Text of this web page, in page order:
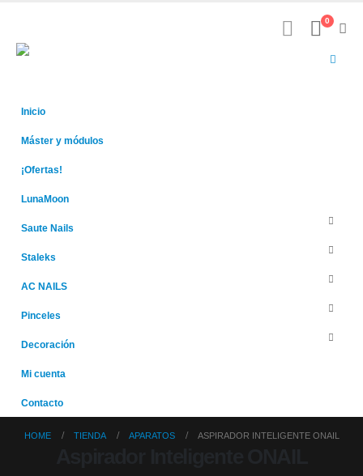
0
Inicio
Máster y módulos
¡Ofertas!
LunaMoon
Saute Nails
Staleks
AC NAILS
Pinceles
Decoración
Mi cuenta
Contacto
HOME TIENDA APARATOS ASPIRADOR INTELIGENTE ONAIL